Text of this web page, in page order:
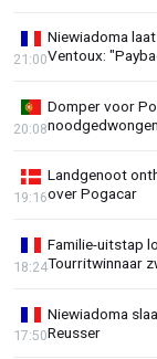
Niewiadoma
Ventoux:
21:00
Domper voor
20:08
Landgenoot
over Pogacar
19:16
Familie-uitstap
Tourritwinnaar
18:24
Niewiadoma
Reusser
17:50